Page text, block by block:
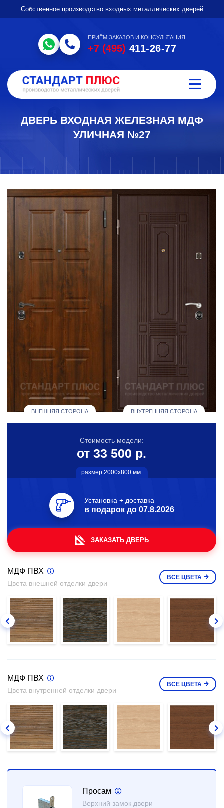
Собственное производство входных металлических дверей
ПРИЁМ ЗАКАЗОВ И КОНСУЛЬТАЦИЯ
+7 (495) 411-26-77
ДВЕРЬ ВХОДНАЯ ЖЕЛЕЗНАЯ МДФ
УЛИЧНАЯ №27
ВНЕШНЯЯ СТОРОНА ВНУТРЕННЯЯ СТОРОНА
Стоимость модели:
от 33 500 р.
размер 2000х800 мм.
Установка + доставка
в подарок до 07.8.2026
ЗАКАЗАТЬ ДВЕРЬ
МДФ ПВХ
Цвета внешней отделки двери
ВСЕ ЦВЕТА
МДФ ПВХ
Цвета внутренней отделки двери
ВСЕ ЦВЕТА
Просам
Верхний замок двери